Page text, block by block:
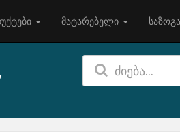
მატარებელი